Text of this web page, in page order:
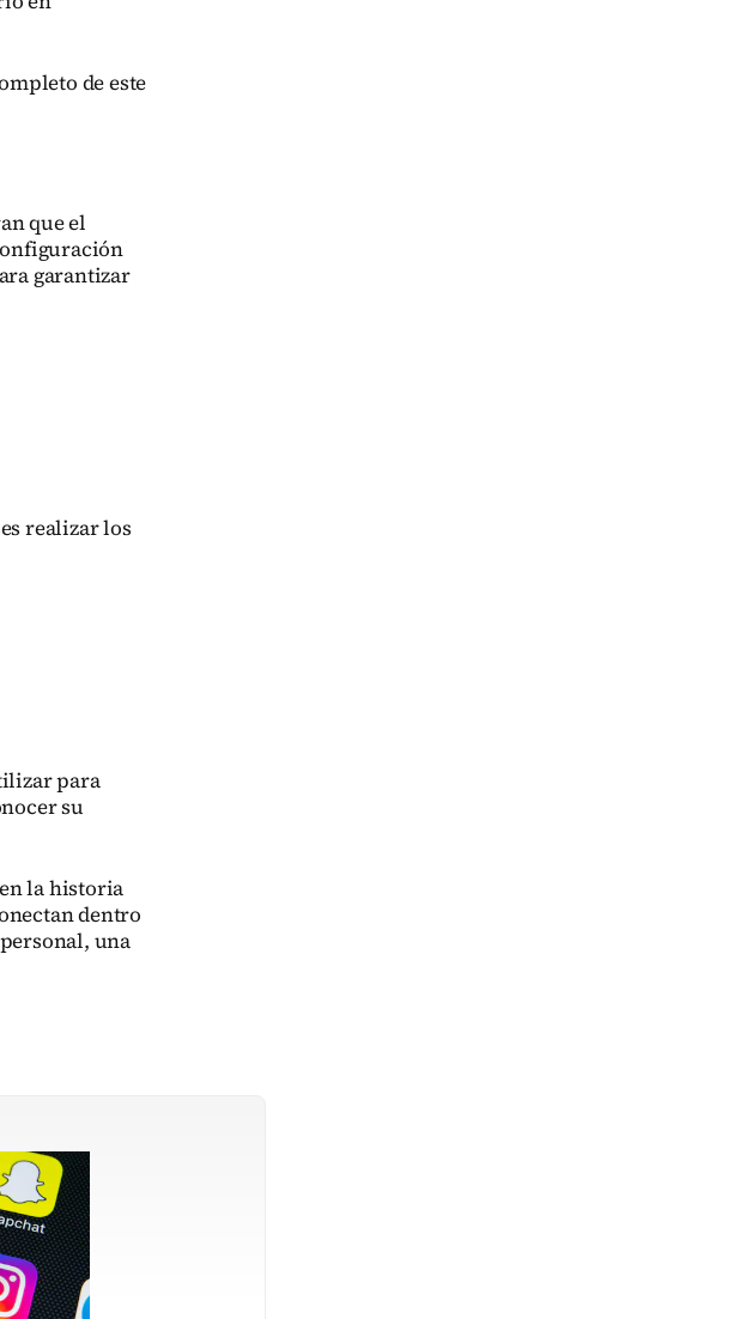
de este
que el
garantizar
realizar los
para
su
la historia
dentro
una